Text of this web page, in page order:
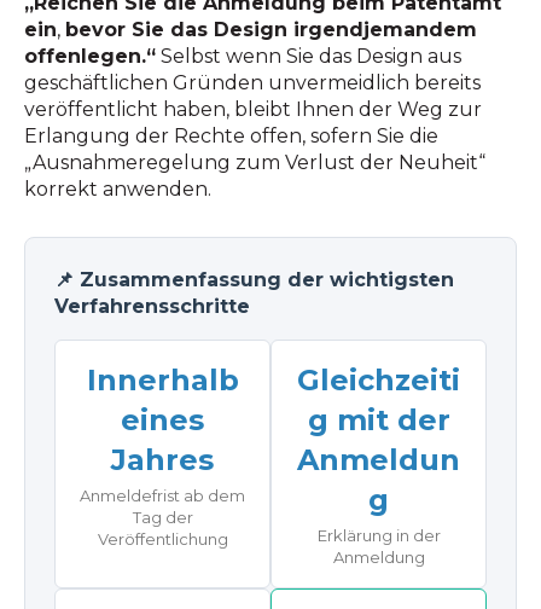
ein, bevor Sie das Design irgendjemandem
offenlegen.“ Selbst wenn Sie das Design aus
geschäftlichen Gründen unvermeidlich bereits
veröffentlicht haben, bleibt Ihnen der Weg zur
Erlangung der Rechte offen, sofern Sie die
„Ausnahmeregelung zum Verlust der Neuheit“
korrekt anwenden.
📌 Zusammenfassung der wichtigsten
Verfahrensschritte
Innerhalb
eines
Jahres
Anmeldefrist ab dem
Tag der
Veröffentlichung
Gleichzeiti
g mit der
Anmeldun
g
Erklärung in der
Anmeldung